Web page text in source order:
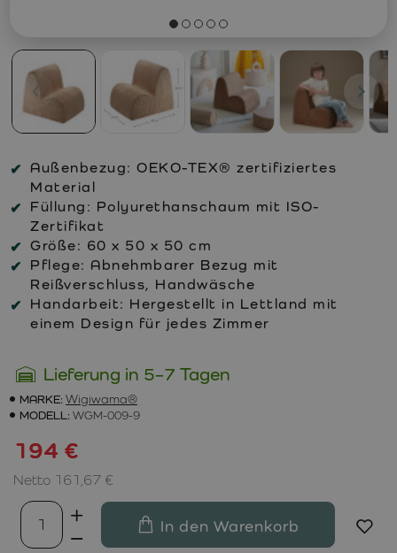
Außenbezug: OEKO-TEX® zertifiziertes
Material
Füllung: Polyurethanschaum mit ISO-
Zertifikat
Größe: 60 x 50 x 50 cm
Pflege: Abnehmbarer Bezug mit
Reißverschluss, Handwäsche
Handarbeit: Hergestellt in Lettland mit
einem Design für jedes Zimmer
Lieferung in 5–7 Tagen
MARKE: Wigiwama®
MODELL: WGM-009-9
194 €
Netto 161,67 €
In den Warenkorb